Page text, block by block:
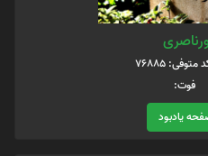
فوت:
یادبود